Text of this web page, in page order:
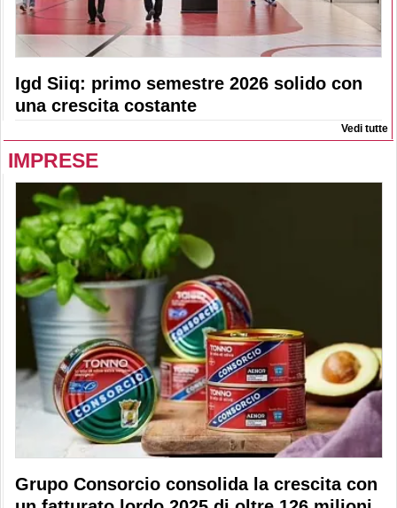
Igd Siiq: primo semestre 2026 solido con
una crescita costante
Vedi tutte
IMPRESE
Grupo Consorcio consolida la crescita con